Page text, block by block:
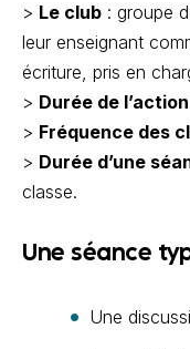
> Le club : groupe
leur enseignant
écriture, pris en
> Durée de l’action
> Fréquence des
> Durée d’une
classe.
Une séance
Une